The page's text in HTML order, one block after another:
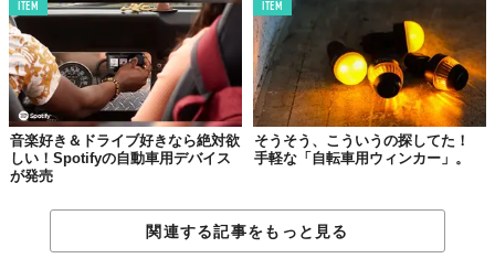
ITEM
音楽好き＆ドライブ好きなら絶対欲
しい！Spotifyの自動車用デバイス
が発売
ITEM
そうそう、こういうの探してた！
手軽な「自転車用ウィンカー」。
関連する記事をもっと見る